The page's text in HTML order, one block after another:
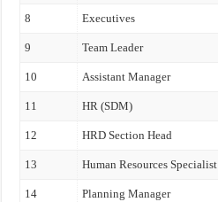
8 Executives
9 Team Leader
10 Assistant Manager
11 HR (SDM)
12 HRD Section Head
13 Human Resources Specialist
14 Planning Manager